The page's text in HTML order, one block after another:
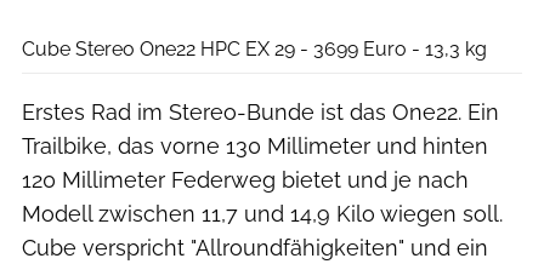
Cube Stereo One22 HPC EX 29 - 3699 Euro - 13,3 kg
Erstes Rad im Stereo-Bunde ist das One22. Ein
Trailbike, das vorne 130 Millimeter und hinten
120 Millimeter Federweg bietet und je nach
Modell zwischen 11,7 und 14,9 Kilo wiegen soll.
Cube verspricht "Allroundfähigkeiten" und ein